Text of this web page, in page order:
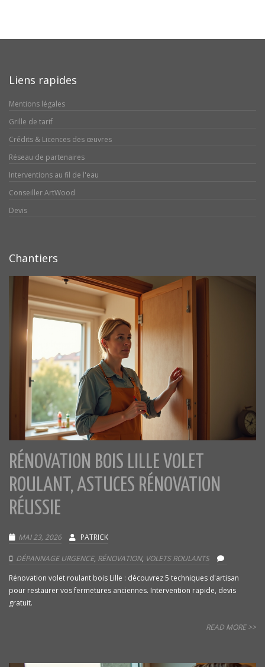
Liens rapides
Mentions légales
Grille de tarif
Crédits & Licences des œuvres
Réseau de partenaires
Interventions au fil de l'eau
Conseiller ArtWood
Devis
Chantiers
RÉNOVATION BOIS LILLE VOLET
ROULANT, ASTUCES RÉNOVATION
RÉUSSIE
MAI 23, 2026 PATRICK
DÉPANNAGE URGENCE, RÉNOVATION, VOLETS ROULANTS
Rénovation volet roulant bois Lille : découvrez 5 techniques d'artisan
pour restaurer vos fermetures anciennes. Intervention rapide, devis
gratuit.
READ MORE >>